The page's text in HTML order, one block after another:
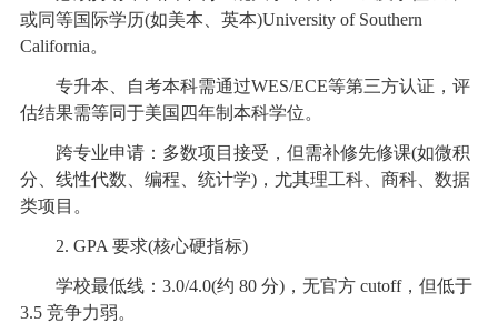
或同等国际学历(如美本、英本)University of Southern
California。
专升本、自考本科需通过WES/ECE等第三方认证，评
估结果需等同于美国四年制本科学位。
跨专业申请：多数项目接受，但需补修先修课(如微积
分、线性代数、编程、统计学)，尤其理工科、商科、数据
类项目。
2. GPA 要求(核心硬指标)
学校最低线：3.0/4.0(约 80 分)，无官方 cutoff，但低于
3.5 竞争力弱。